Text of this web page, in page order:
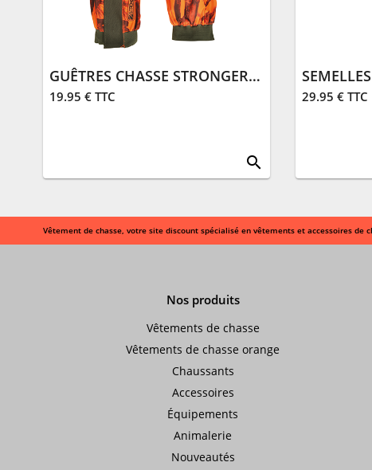
GUÊTRES CHASSE STRONGER | GHOSTCAMO
19.95 € TTC
search
29.95 € TTC
Vêtement de chasse, votre site discount spécialisé en vêtements et accessoires de
Nos produits
Vêtements de chasse
Vêtements de chasse orange
Chaussants
Accessoires
Équipements
Animalerie
Nouveautés